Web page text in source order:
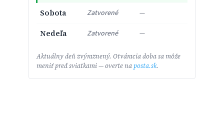
Sobota Zatvorené —
Nedeľa Zatvorené —
Aktuálny deň zvýraznený. Otváracia doba sa môže
meniť pred sviatkami — overte naposta.sk.